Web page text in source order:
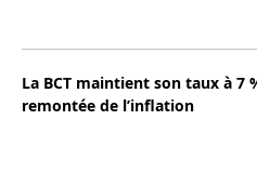
La BCT maintient son taux à 7
remontée de l’inflation